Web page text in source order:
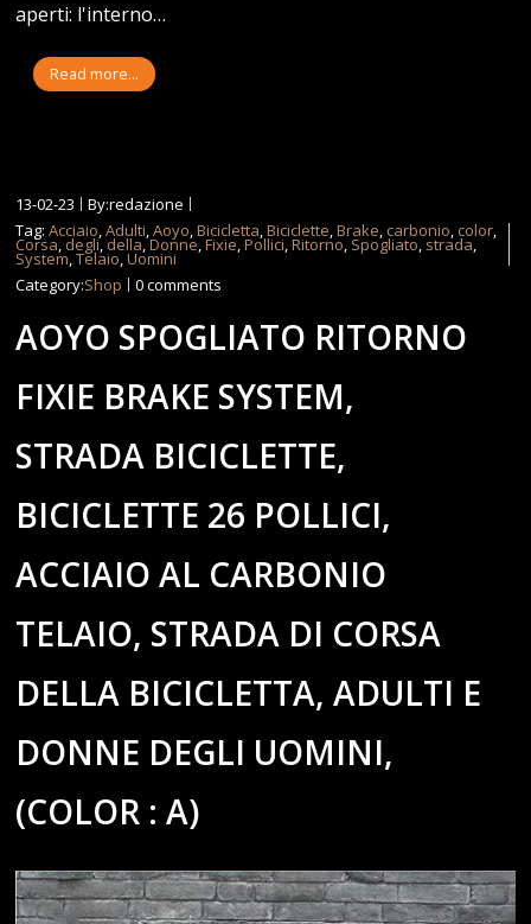
aperti: l'interno…
Read more...
13-02-23
By:redazione
Tag:Acciaio,Adulti,Aoyo,Bicicletta,Biciclette,Brake, carbonio, color,
Corsa, degli, della,Donne,Fixie,Pollici,Ritorno, Spogliato, strada,
System,Telaio,Uomini
Category:Shop 0 comments
AOYO SPOGLIATO RITORNO
FIXIE BRAKE SYSTEM,
STRADA BICICLETTE,
BICICLETTE 26 POLLICI,
ACCIAIO AL CARBONIO
TELAIO, STRADA DI CORSA
DELLA BICICLETTA, ADULTI E
DONNE DEGLI UOMINI,
(COLOR : A)